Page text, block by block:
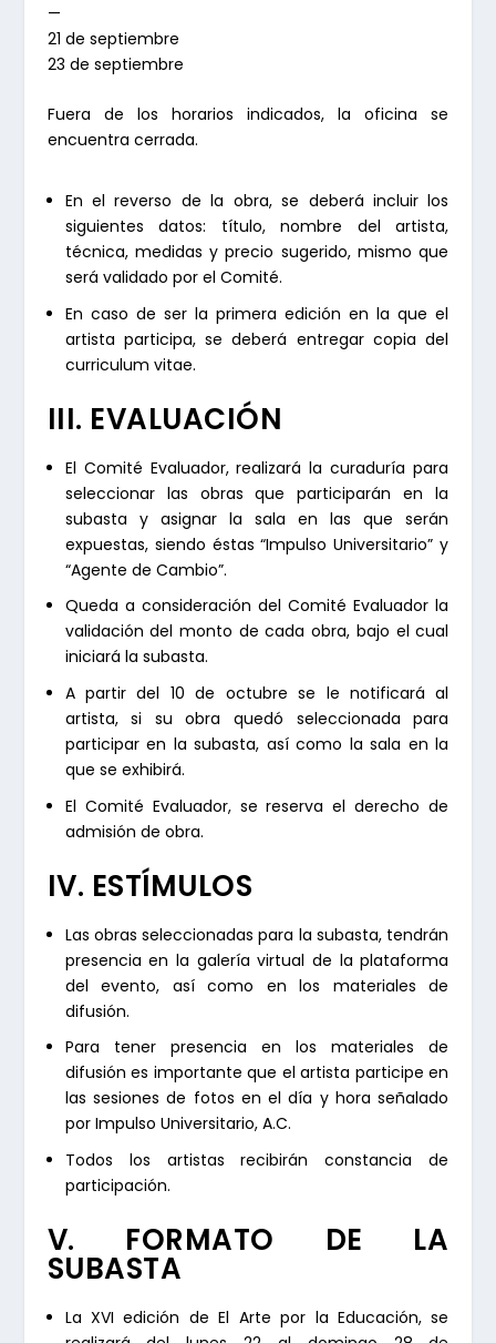
—
21 de septiembre
23 de septiembre
Fuera de los horarios indicados, la oficina se
encuentra cerrada.
En el reverso de la obra, se deberá incluir los
siguientes datos: título, nombre del artista,
técnica, medidas y precio sugerido, mismo que
será validado por el Comité.
En caso de ser la primera edición en la que el
artista participa, se deberá entregar copia del
curriculum vitae.
III. EVALUACIÓN
El Comité Evaluador, realizará la curaduría para
seleccionar las obras que participarán en la
subasta y asignar la sala en las que serán
expuestas, siendo éstas “Impulso Universitario” y
“Agente de Cambio”.
Queda a consideración del Comité Evaluador la
validación del monto de cada obra, bajo el cual
iniciará la subasta.
A partir del 10 de octubre se le notificará al
artista, si su obra quedó seleccionada para
participar en la subasta, así como la sala en la
que se exhibirá.
El Comité Evaluador, se reserva el derecho de
admisión de obra.
IV. ESTÍMULOS
Las obras seleccionadas para la subasta, tendrán
presencia en la galería virtual de la plataforma
del evento, así como en los materiales de
difusión.
Para tener presencia en los materiales de
difusión es importante que el artista participe en
las sesiones de fotos en el día y hora señalado
por Impulso Universitario, A.C.
Todos los artistas recibirán constancia de
participación.
V. FORMATO DE LA
SUBASTA
La XVI edición de El Arte por la Educación, se